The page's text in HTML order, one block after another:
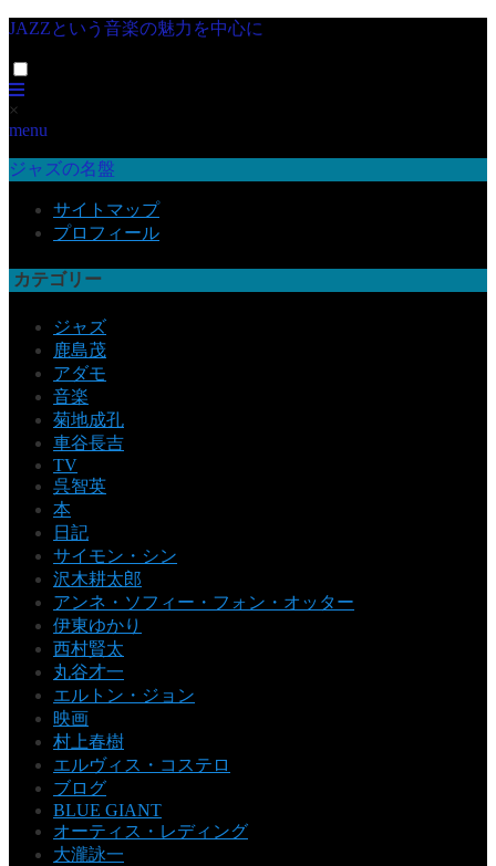
JAZZという音楽の魅力を中心に
×
menu
ジャズの名盤
サイトマップ
プロフィール
カテゴリー
ジャズ
鹿島茂
アダモ
音楽
菊地成孔
車谷長吉
TV
呉智英
本
日記
サイモン・シン
沢木耕太郎
アンネ・ソフィー・フォン・オッター
伊東ゆかり
西村賢太
丸谷才一
エルトン・ジョン
映画
村上春樹
エルヴィス・コステロ
ブログ
BLUE GIANT
オーティス・レディング
大瀧詠一